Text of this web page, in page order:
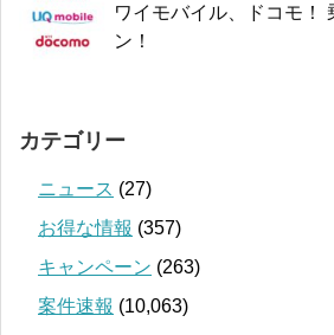
ワイモバイル、ドコモ！
ン！
カテゴリー
ニュース (27)
お得な情報 (357)
キャンペーン (263)
案件速報 (10,063)